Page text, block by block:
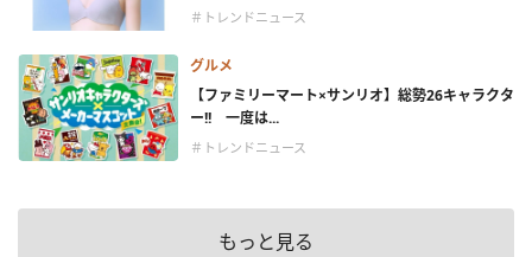
＃トレンドニュース
グルメ
【ファミリーマート×サンリオ】総勢26キャラクタ
ー!! 一度は...
＃トレンドニュース
もっと見る